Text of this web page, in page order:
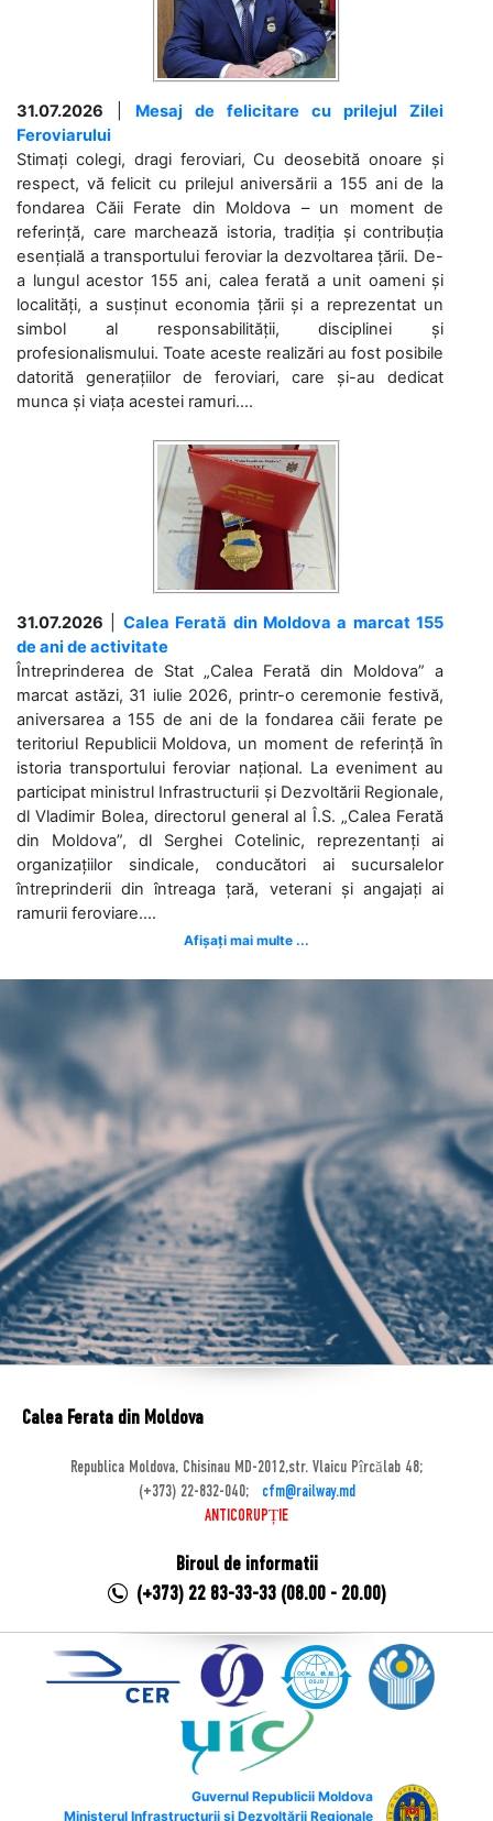
31.07.2026
Mesaj de felicitare cu prilejul Zilei
Feroviarului
Stimați colegi, dragi feroviari, Cu deosebită onoare și
respect, vă felicit cu prilejul aniversării a 155 ani de la
fondarea Căii Ferate din Moldova – un moment de
referință, care marchează istoria, tradiția și contribuția
esențială a transportului feroviar la dezvoltarea țării. De-
a lungul acestor 155 ani, calea ferată a unit oameni și
localități, a susținut economia țării și a reprezentat un
simbol al responsabilității, disciplinei și
profesionalismului. Toate aceste realizări au fost posibile
datorită generațiilor de feroviari, care și-au dedicat
munca și viața acestei ramuri....
31.07.2026
Calea Ferată din Moldova a marcat 155
de ani de activitate
Întreprinderea de Stat „Calea Ferată din Moldova” a
marcat astăzi, 31 iulie 2026, printr-o ceremonie festivă,
aniversarea a 155 de ani de la fondarea căii ferate pe
teritoriul Republicii Moldova, un moment de referință în
istoria transportului feroviar național. La eveniment au
participat ministrul Infrastructurii și Dezvoltării Regionale,
dl Vladimir Bolea, directorul general al Î.S. „Calea Ferată
din Moldova”, dl Serghei Cotelinic, reprezentanți ai
organizațiilor sindicale, conducători ai sucursalelor
întreprinderii din întreaga țară, veterani și angajați ai
ramurii feroviare....
Afișați mai multe ...
Calea Ferata din Moldova
Republica Moldova, Chisinau MD-2012,str. Vlaicu Pîrcălab 48;
(+373) 22-832-040;
cfm@railway.md
ANTICORUPȚIE
Biroul de informatii
(+373) 22 83-33-33 (08.00 - 20.00)
Guvernul Republicii Moldova
Ministerul Infrastructurii și Dezvoltării Regionale